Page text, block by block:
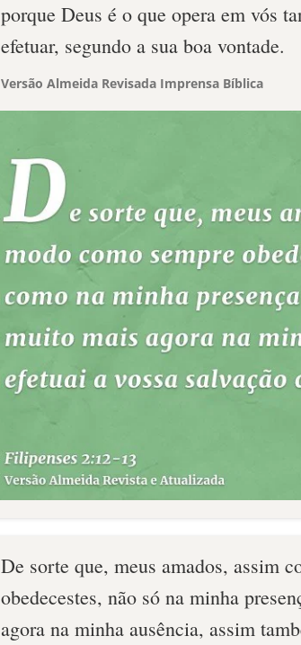
porque Deus é o que opera em vós
efetuar, segundo a sua boa vontade.
Versão Almeida Revisada Imprensa Bíblica
De sorte que, meus amados, assim
obedecestes, não só na minha
agora na minha ausência, assim